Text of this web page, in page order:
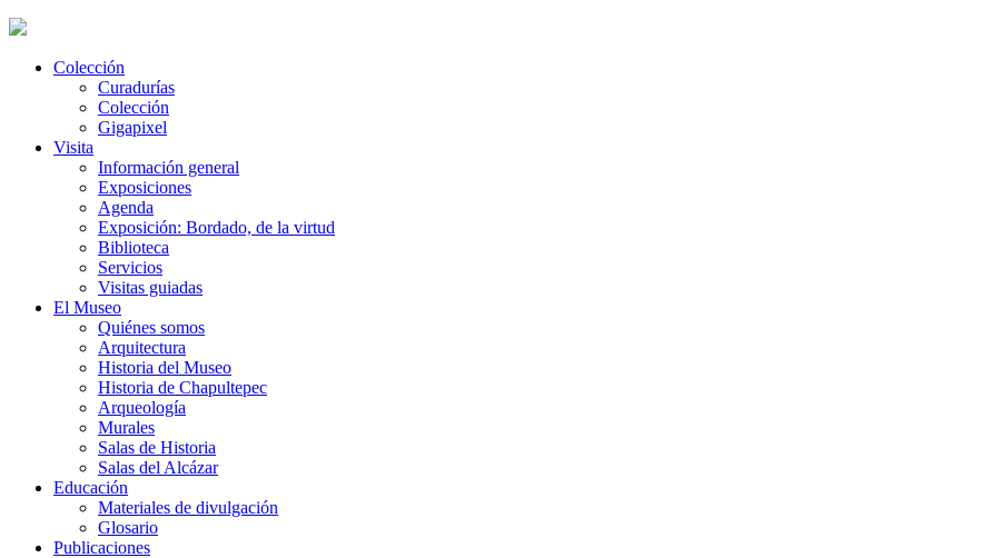
Colección
Curadurías
Colección
Gigapixel
Visita
Información general
Exposiciones
Agenda
Exposición: Bordado, de la virtud
Biblioteca
Servicios
Visitas guiadas
El Museo
Quiénes somos
Arquitectura
Historia del Museo
Historia de Chapultepec
Arqueología
Murales
Salas de Historia
Salas del Alcázar
Educación
Materiales de divulgación
Glosario
Publicaciones